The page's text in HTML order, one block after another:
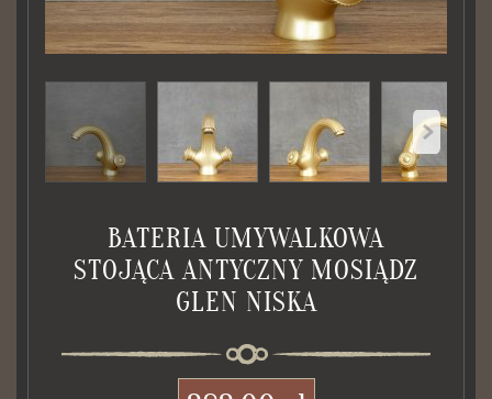
BATERIA UMYWALKOWA
STOJĄCA ANTYCZNY MOSIĄDZ
GLEN NISKA